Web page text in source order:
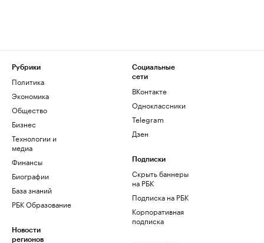
Рубрики
Политика
Экономика
Общество
Бизнес
Технологии и
медиа
Финансы
Биографии
База знаний
РБК Образование
Новости
регионов
Социальные
сети
ВКонтакте
Одноклассники
Telegram
Дзен
Подписки
Скрыть баннеры
на РБК
Подписка на РБК
Корпоративная
подписка